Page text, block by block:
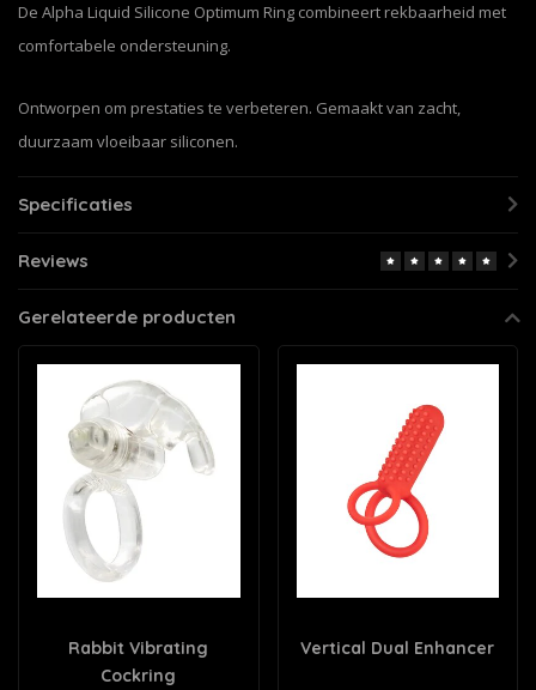
De Alpha Liquid Silicone Optimum Ring combineert rekbaarheid met
comfortabele ondersteuning.
Ontworpen om prestaties te verbeteren. Gemaakt van zacht,
duurzaam vloeibaar siliconen.
Specificaties
Reviews
Gerelateerde producten
Rabbit Vibrating
Cockring
Vertical Dual Enhancer